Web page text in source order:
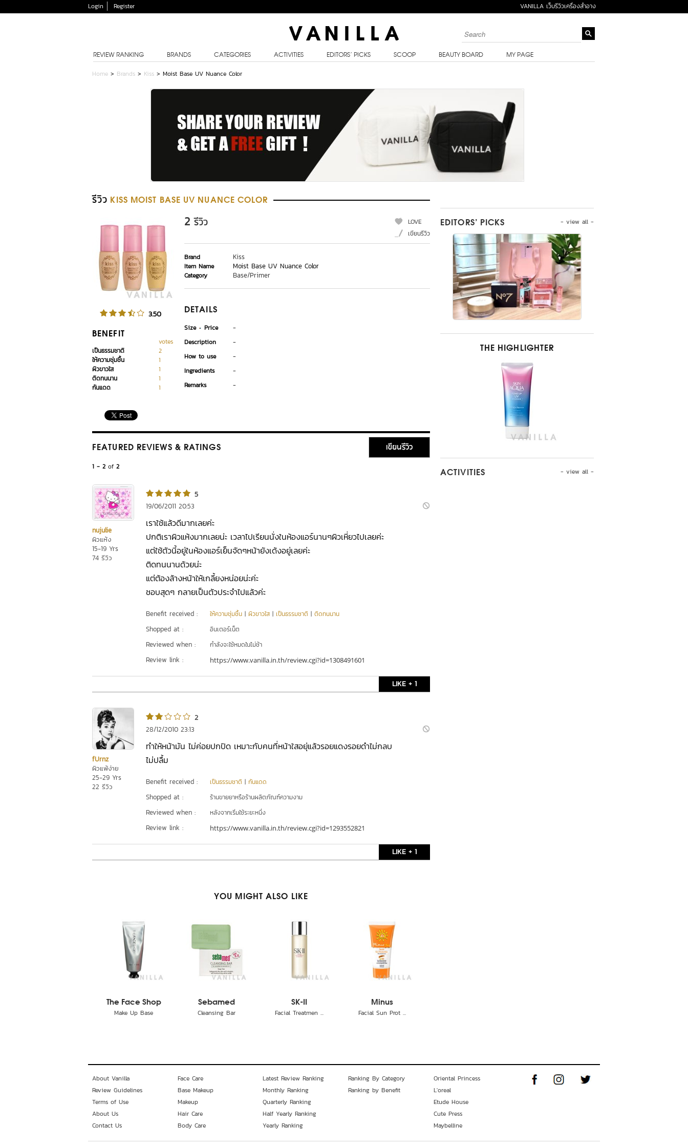
Login Register VANILLA เว็บรีวิวเครื่องสำอาง
REVIEW RANKING BRANDS CATEGORIES ACTIVITIES EDITORS’ PICKS SCOOP BEAUTY BOARD MY PAGE
Home > Brands > Kiss > Moist Base UV Nuance Color
รีวิว KISS MOIST BASE UV NUANCE COLOR
3.50
BENEFIT
votes
เป็นธรรมชาติ
2
ให้ความชุ่มชื้น
1
ผิวขาวใส
1
ติดทนนาน
1
กันแดด
1
2 รีวิว
LOVE
เขียนรีวิว
Brand Kiss
Item Name Moist Base UV Nuance Color
Category Base/Primer
DETAILS
Size Price
-
Description
-
How to use
-
Ingredients
-
Remarks
-
FEATURED REVIEWS & RATINGS เขียนรีวิว
1 - 2 of 2
nujulie
ผิวแห้ง
15-19 Yrs
74 รีวิว
5
19/06/2011 20:53
เราใช้แล้วดีมากเลยค่ะ
ปกติเราผิวแห้งมากเลยน่ะ เวลาไปเรียนนั่งในห้องแอร์นานๆผิวเหี่ยวไปเลยค่ะ
แต่ใช้ตัวนี้อยู่ในห้องแอร์เย็นจัดๆหน้ายังเด้งอยู่เลยค่ะ
ติดทนนานด้วยน่ะ
แต่ต้องล้างหน้าให้เกลี้ยงหน่อยน่ะค่ะ
ชอบสุดๆ กลายเป็นตัวประจำไปแล้วค่ะ
Benefit received : ให้ความชุ่มชื้น | ผิวขาวใส | เป็นธรรมชาติ | ติดทนนาน
Shopped at : อินเตอร์เน็ต
Reviewed when : กำลังจะใช้หมดในไม่ช้า
Review link : https://www.vanilla.in.th/review.cgi?id=1308491601
LIKE + 1
fUrnz
ผิวแพ้ง่าย
25-29 Yrs
22 รีวิว
2
28/12/2010 23:13
ทำให้หน้ามัน ไม่ค่อยปกปิด เหมาะกับคนที่หน้าใสอยุ่แล้วรอยแดงรอยดำไม่กลบ
ไม่ปลื้ม
Benefit received : เป็นธรรมชาติ | กันแดด
Shopped at : ร้านขายยาหรือร้านผลิตภัณฑ์ความงาม
Reviewed when : หลังจากเริ่มใช้ระยะหนึ่ง
Review link : https://www.vanilla.in.th/review.cgi?id=1293552821
LIKE + 1
YOU MIGHT ALSO LIKE
The Face Shop
Make Up Base
Sebamed
Cleansing Bar
SK-II
Facial Treatmen ...
Minus
Facial Sun Prot ...
- view all -
EDITORS’ PICKS
THE HIGHLIGHTER
- view all -
ACTIVITIES
About Vanilla
Review Guidelines
Terms of Use
About Us
Contact Us
Face Care
Base Makeup
Makeup
Hair Care
Body Care
Latest Review Ranking
Monthly Ranking
Quarterly Ranking
Half Yearly Ranking
Yearly Ranking
Ranking By Category
Ranking by Benefit
Oriental Princess
L'oreal
Etude House
Cute Press
Maybelline